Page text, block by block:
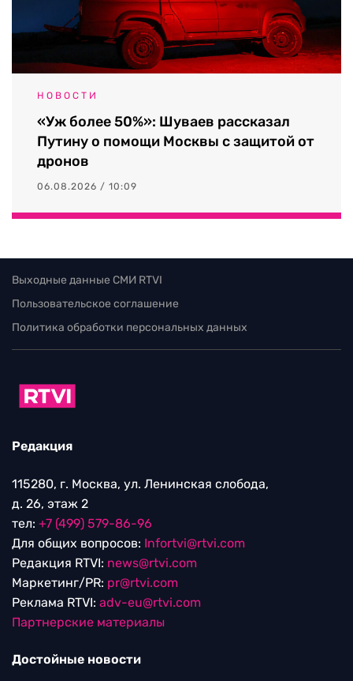
НОВОСТИ
«Уж более 50%»: Шуваев рассказал
Путину о помощи Москвы с защитой от
дронов
06.08.2026 / 10:09
Выходные данные СМИ RTVI
Пользовательское соглашение
Политика обработки персональных данных
Редакция
115280, г. Москва, ул. Ленинская слобода,
д. 26, этаж 2
тел: +7 (499) 579-86-96
Для общих вопросов: Infortvi@rtvi.com
Редакция RTVI: news@rtvi.com
Маркетинг/PR: pr@rtvi.com
Реклама RTVI: adv-eu@rtvi.com
Партнерские материалы
Достойные новости